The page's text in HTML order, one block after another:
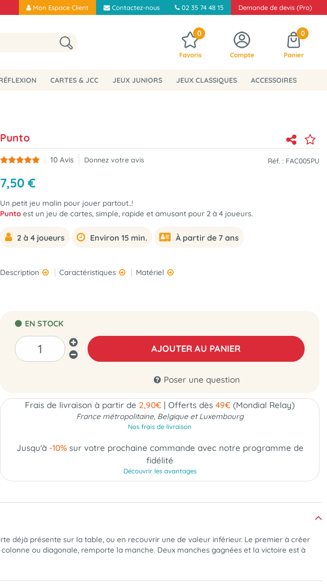
Mon Espace Client Contactez-nous 02 35 74 48 15 Demande de devis (Pro)
0
Favoris Compte
0
Panier
CARTES & JCC JEUX JUNIORS JEUX CLASSIQUES ACCESSOIRES
Punto
10 Avis Donnez votre avis Réf. : FAC005PU
7,50 €
Un petit jeu malin pour jouer partout..!
Punto est un jeu de cartes, simple, rapide et amusant pour 2 à 4 joueurs.
2 à 4 joueurs Environ 15 min. À partir de 7 ans
Description Caractéristiques Matériel
EN STOCK
AJOUTER AU PANIER
Poser une question
Frais de livraison à partir de 2,90€ | Offerts dès 49€ (Mondial Relay)
France métropolitaine, Belgique et Luxembourg
Nos frais de livraison
Jusqu'à -10%sur votre prochaine commande avec notre programme de
fidélité
Découvrir les avantages
déjà présente sur la table, ou en recouvrir une de valeur inférieur. Le premier à créer
ou diagonale, remporte la manche. Deux manches gagnées et la victoire est à